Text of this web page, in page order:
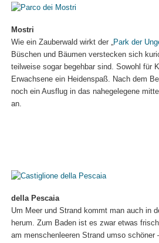
Mostri
Wie ein Zauberwald wirkt der „
Park der
Büschen und Bäumen verstecken sich
teilweise sogar begehbar sind. Sowohl für
Erwachsene ein Heidenspaß. Nach dem
noch ein Ausflug in das nahegelegene
an.
della Pescaia
Um Meer und Strand kommt man auch in
herum. Zum Baden ist es zwar etwas
am menschenleeren Strand umso schöner